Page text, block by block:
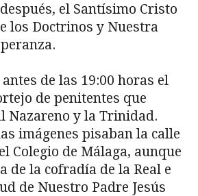
el Santísimo Cristo
los Doctrinos y Nuestra
de las 19:00 horas el
de penitentes que
Nazareno y la Trinidad.
imágenes pisaban la calle
Colegio de Málaga, aunque
de la cofradía de la Real e
de Nuestro Padre Jesús